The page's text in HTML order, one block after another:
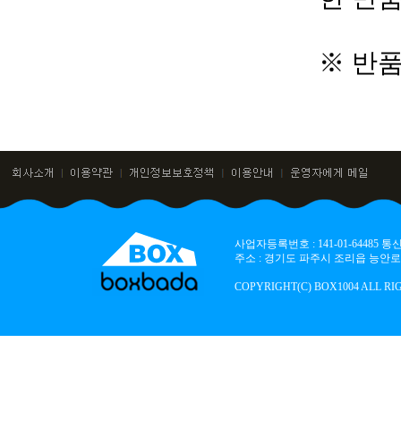
※ 반
사업자등록번호 : 141-01-64485
주소 : 경기도 파주시 조리읍 능안
COPYRIGHT(C) BOX1004 ALL